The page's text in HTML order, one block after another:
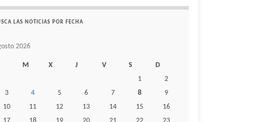
LAS NOTICIAS POR FECHA
2026
M X J V S
D
1
2
3
4 5 6 7 8
9
10
11 12 13 14 15
16